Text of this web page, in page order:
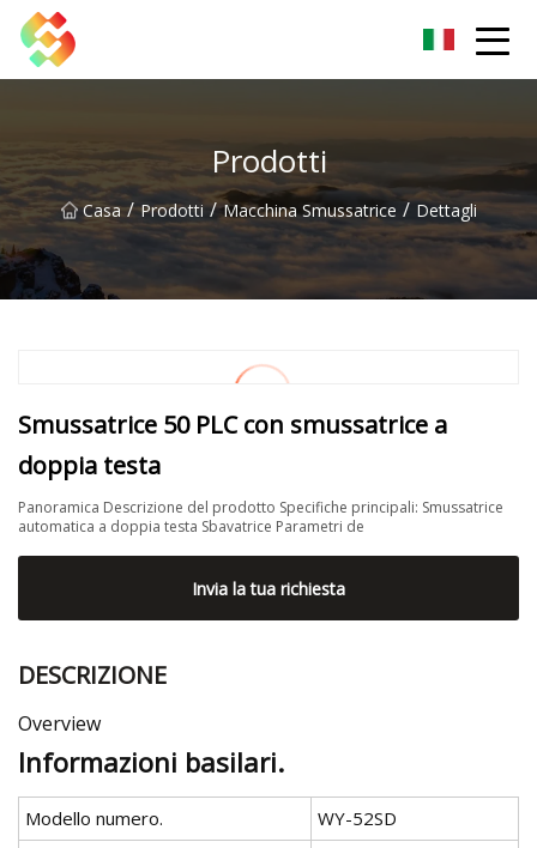
Prodotti
Casa / Prodotti / Macchina Smussatrice / Dettagli
Smussatrice 50 PLC con smussatrice a
doppia testa
Panoramica Descrizione del prodotto Specifiche principali: Smussatrice
automatica a doppia testa Sbavatrice Parametri de
Invia la tua richiesta
DESCRIZIONE
Overview
Informazioni basilari.
Modello numero.
WY-52SD